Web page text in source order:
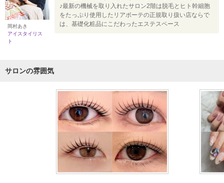
岡村あき
アイスタイリス
ト
♪最新の機械を取り入れたサロン2階は脱毛とヒト幹細胞
をたっぷり使用したリアボーテの正規取り扱い店ならで
は、基礎化粧品にこだわったエステスペース
サロンの雰囲気